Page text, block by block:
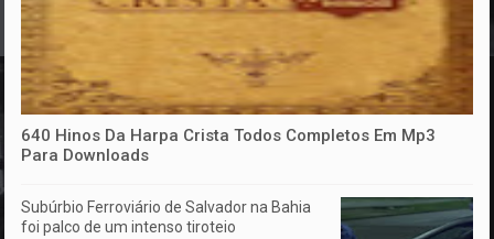
640 Hinos Da Harpa Crista Todos Completos Em Mp3
Para Downloads
Subúrbio Ferroviário de Salvador na Bahia
foi palco de um intenso tiroteio